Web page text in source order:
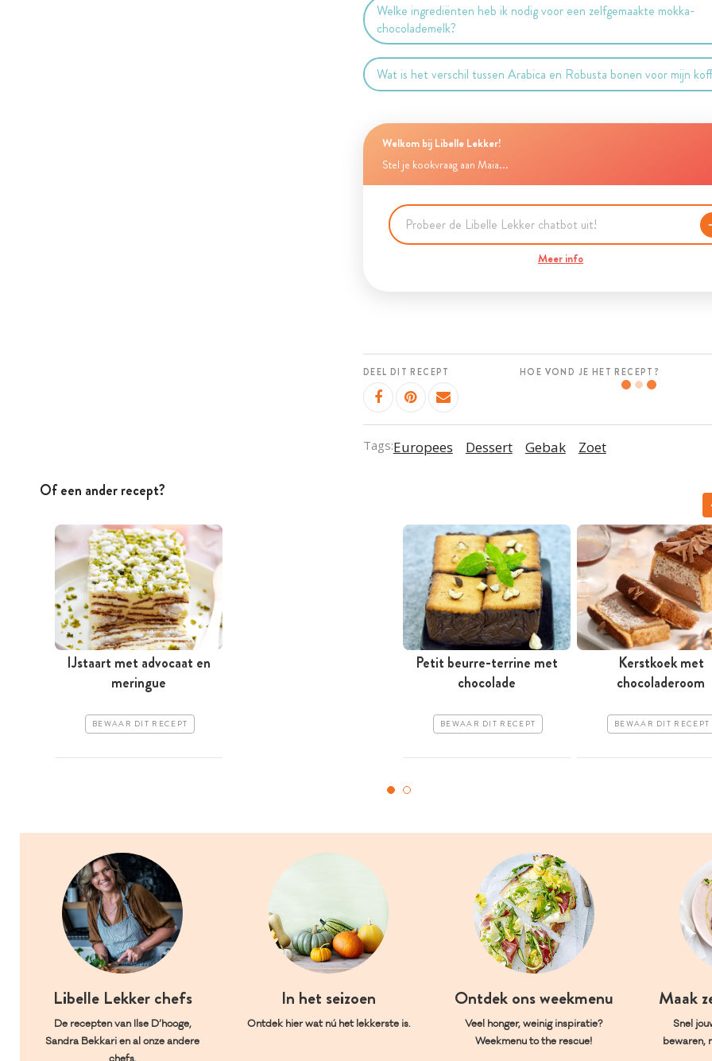
Welke ingrediënten heb ik nodig voor een zelfgemaakte mokka-
chocolademelk?
Wat is het verschil tussen Arabica en Robusta bonen voor mijn
Welkom bij Libelle Lekker!
Stel je kookvraag aan Maia...
Meer info
DEEL DIT RECEPT HOE VOND JE HET RECEPT?
Tags:Europees Dessert Gebak Zoet
Of een ander recept?
IJstaart met advocaat en
meringue
BEWAAR DIT RECEPT
Petit beurre-terrine met
chocolade
BEWAAR DIT RECEPT
Kerstkoek met
chocoladeroom
BEWAAR DIT RECEPT
Libelle Lekker chefs
De recepten van Ilse D’hooge,
Sandra Bekkari en al onze andere
In het seizoen
Ontdek hier wat nú het lekkerste is.
Ontdek ons weekmenu
Veel honger, weinig inspiratie?
Weekmenu to the rescue!
Maak
Snel
bewaren,